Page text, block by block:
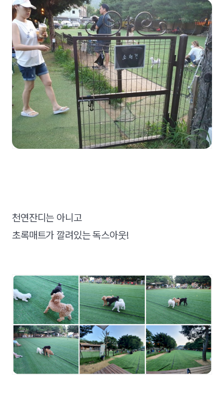
천연잔디는 아니고
초록매트가 깔려있는 독스아웃!